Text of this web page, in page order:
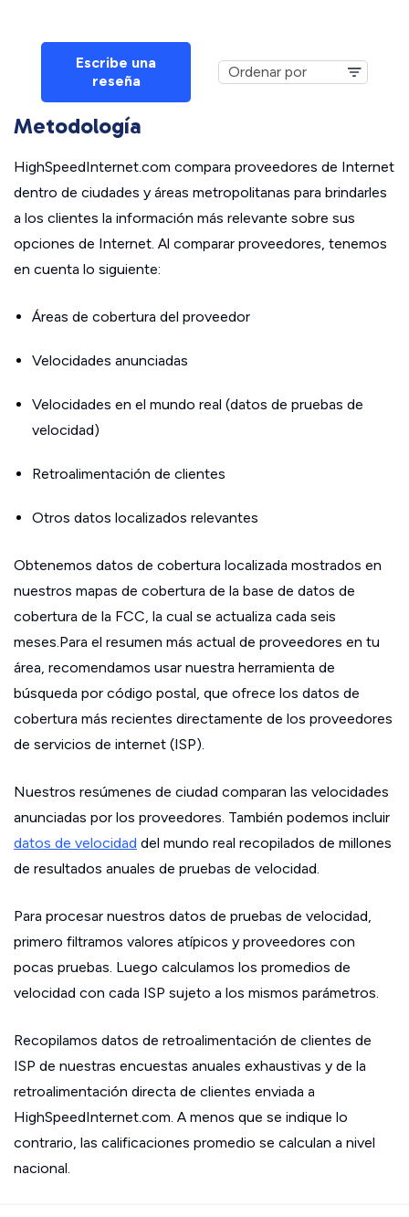
Escribe una
reseña
Metodología
HighSpeedInternet.com compara proveedores de Internet
dentro de ciudades y áreas metropolitanas para brindarles
a los clientes la información más relevante sobre sus
opciones de Internet. Al comparar proveedores, tenemos
en cuenta lo siguiente:
Áreas de cobertura del proveedor
Velocidades anunciadas
Velocidades en el mundo real (datos de pruebas de
velocidad)
Retroalimentación de clientes
Otros datos localizados relevantes
Obtenemos datos de cobertura localizada mostrados en
nuestros mapas de cobertura de la base de datos de
cobertura de la FCC, la cual se actualiza cada seis
meses.Para el resumen más actual de proveedores en tu
área, recomendamos usar nuestra herramienta de
búsqueda por código postal, que ofrece los datos de
cobertura más recientes directamente de los proveedores
de servicios de internet (ISP).
Nuestros resúmenes de ciudad comparan las velocidades
anunciadas por los proveedores. También podemos incluir
datos de velocidad del mundo real recopilados de millones
de resultados anuales de pruebas de velocidad.
Para procesar nuestros datos de pruebas de velocidad,
primero filtramos valores atípicos y proveedores con
pocas pruebas. Luego calculamos los promedios de
velocidad con cada ISP sujeto a los mismos parámetros.
Recopilamos datos de retroalimentación de clientes de
ISP de nuestras encuestas anuales exhaustivas y de la
retroalimentación directa de clientes enviada a
HighSpeedInternet.com. A menos que se indique lo
contrario, las calificaciones promedio se calculan a nivel
nacional.